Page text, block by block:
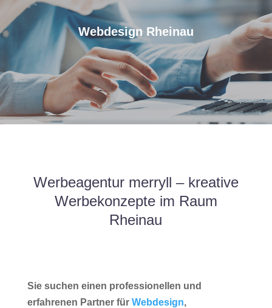
Webdesign Rheinau
Werbeagentur merryll – kreative
Werbekonzepte im Raum
Rheinau
Sie suchen einen professionellen und
erfahrenen Partner für Webdesign,